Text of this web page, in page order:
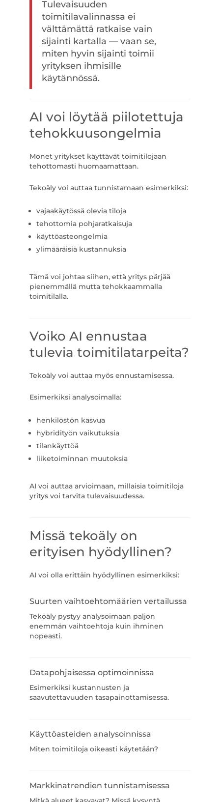
Tulevaisuuden
toimitilavalinnassa ei
välttämättä ratkaise vain
sijainti kartalla — vaan se,
miten hyvin sijainti toimii
yrityksen ihmisille
käytännössä.
AI voi löytää piilotettuja
tehokkuusongelmia
Monet yritykset käyttävät toimitilojaan
tehottomasti huomaamattaan.
Tekoäly voi auttaa tunnistamaan esimerkiksi:
vajaakäytössä olevia tiloja
tehottomia pohjaratkaisuja
käyttöasteongelmia
ylimääräisiä kustannuksia
Tämä voi johtaa siihen, että yritys pärjää
pienemmällä mutta tehokkaammalla
toimitilalla.
Voiko AI ennustaa
tulevia toimitilatarpeita?
Tekoäly voi auttaa myös ennustamisessa.
Esimerkiksi analysoimalla:
henkilöstön kasvua
hybridityön vaikutuksia
tilankäyttöä
liiketoiminnan muutoksia
AI voi auttaa arvioimaan, millaisia toimitiloja
yritys voi tarvita tulevaisuudessa.
Missä tekoäly on
erityisen hyödyllinen?
AI voi olla erittäin hyödyllinen esimerkiksi:
Suurten vaihtoehtomäärien vertailussa
Tekoäly pystyy analysoimaan paljon
enemmän vaihtoehtoja kuin ihminen
nopeasti.
Datapohjaisessa optimoinnissa
Esimerkiksi kustannusten ja
saavutettavuuden tasapainottamisessa.
Käyttöasteiden analysoinnissa
Miten toimitiloja oikeasti käytetään?
Markkinatrendien tunnistamisessa